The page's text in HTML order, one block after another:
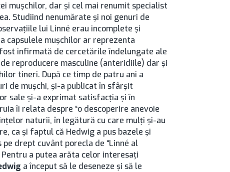
muşchilor, dar şi cel mai renumit specialist
Studiind nenumărate şi noi genuri de
lui Linné erau incomplete şi
capsulele muşchilor ar reprezenta
infirmată de cercetările îndelungate ale
reproducere masculine (anteridiile) dar şi
tineri. După ce timp de patru ani a
de muşchi, şi-a publicat în sfârşit
sale şi-a exprimat satisfacţia şi în
îi relata despre “o descoperire anevoie
naturii, în legătură cu care mulţi şi-au
ca şi faptul că Hedwig a pus bazele şi
drept cuvânt porecla de “Linné al
Pentru a putea arăta celor interesaţi
a început să le deseneze şi să le